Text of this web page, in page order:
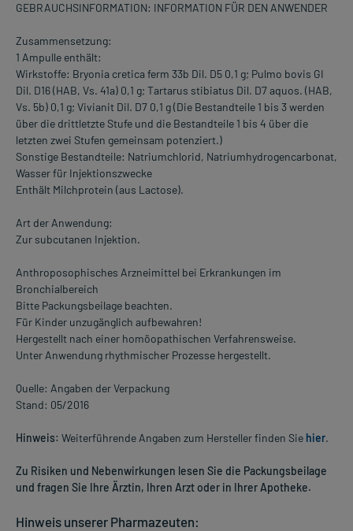
GEBRAUCHSINFORMATION: INFORMATION FÜR DEN ANWENDER
Zusammensetzung:
1 Ampulle enthält:
Wirkstoffe: Bryonia cretica ferm 33b Dil. D5 0,1 g; Pulmo bovis GI
Dil. D16 (HAB, Vs. 41a) 0,1 g; Tartarus stibiatus Dil. D7 aquos. (HAB,
Vs. 5b) 0,1 g; Vivianit Dil. D7 0,1 g (Die Bestandteile 1 bis 3 werden
über die drittletzte Stufe und die Bestandteile 1 bis 4 über die
letzten zwei Stufen gemeinsam potenziert.)
Sonstige Bestandteile: Natriumchlorid, Natriumhydrogencarbonat,
Wasser für Injektionszwecke
Enthält Milchprotein (aus Lactose).
Art der Anwendung:
Zur subcutanen Injektion.
Anthroposophisches Arzneimittel bei Erkrankungen im
Bronchialbereich
Bitte Packungsbeilage beachten.
Für Kinder unzugänglich aufbewahren!
Hergestellt nach einer homöopathischen Verfahrensweise.
Unter Anwendung rhythmischer Prozesse hergestellt.
Quelle: Angaben der Verpackung
Stand: 05/2016
Hinweis: Weiterführende Angaben zum Hersteller finden Sie hier.
Zu Risiken und Nebenwirkungen lesen Sie die Packungsbeilage
und fragen Sie Ihre Ärztin, Ihren Arzt oder in Ihrer Apotheke.
Hinweis unserer Pharmazeuten: